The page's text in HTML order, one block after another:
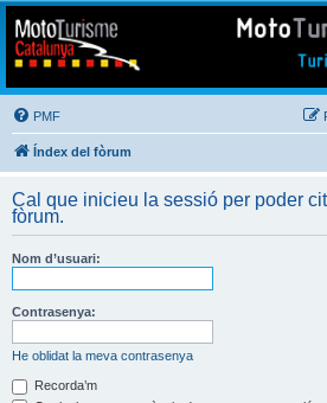
Mototurisme
Turisme en moto en català
PMF
Índex del fòrum
Cal que inicieu la sessió per poder
fòrum.
Nom d’usuari:
Contrasenya:
He oblidat la meva contrasenya
Recorda’m